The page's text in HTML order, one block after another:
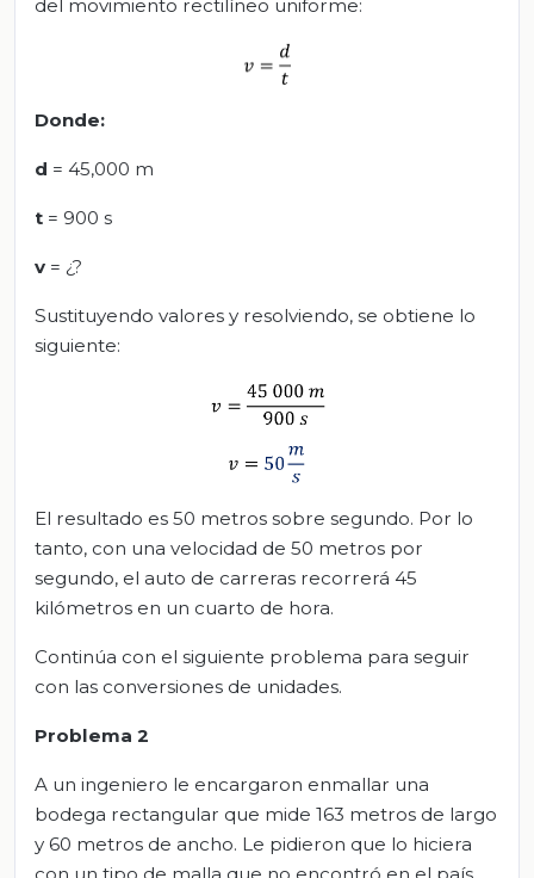
del movimiento rectilíneo uniforme:
Donde:
d = 45,000 m
t = 900 s
v = ¿?
Sustituyendo valores y resolviendo, se obtiene lo
siguiente:
El resultado es 50 metros sobre segundo. Por lo
tanto, con una velocidad de 50 metros por
segundo, el auto de carreras recorrerá 45
kilómetros en un cuarto de hora.
Continúa con el siguiente problema para seguir
con las conversiones de unidades.
Problema 2
A un ingeniero le encargaron enmallar una
bodega rectangular que mide 163 metros de largo
y 60 metros de ancho. Le pidieron que lo hiciera